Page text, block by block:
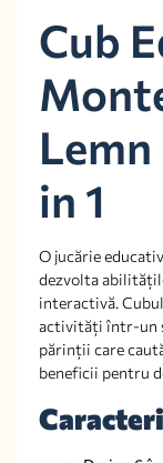
Cub
in 1
O jucărie
dezvolta
interactivă.
activități într-un
părinții care
beneficii pentru